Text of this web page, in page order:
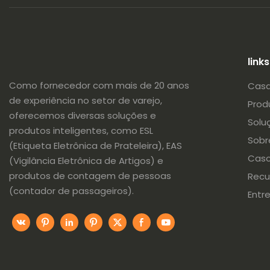
Etiquetas de bolha EAS
Clube de Golfe EAS Tags
Etiquetas de toalha EAS
Leite EAS pode ser mais
seguro
Expositores de segurança
Como fornecedor com mais de 20 anos
de experiência no setor de varejo,
oferecemos diversas soluções e
produtos inteligentes, como ESL
(Etiqueta Eletrônica de Prateleira), EAS
(Vigilância Eletrônica de Artigos) e
produtos de contagem de pessoas
(contador de passageiros).